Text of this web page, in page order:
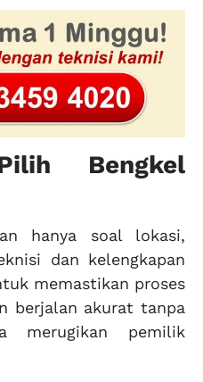
Bengkel
hanya soal lokasi,
dan kelengkapan
memastikan proses
berjalan akurat tanpa
merugikan pemilik